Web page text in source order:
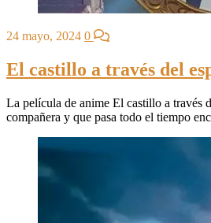
24 mayo, 2024 0
El castillo a través del
La película de anime El castillo a través
compañera y que pasa todo el tiempo